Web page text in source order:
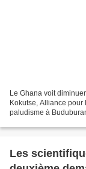
Le Ghana voit
Kokutse, Alliance
paludisme à
Les